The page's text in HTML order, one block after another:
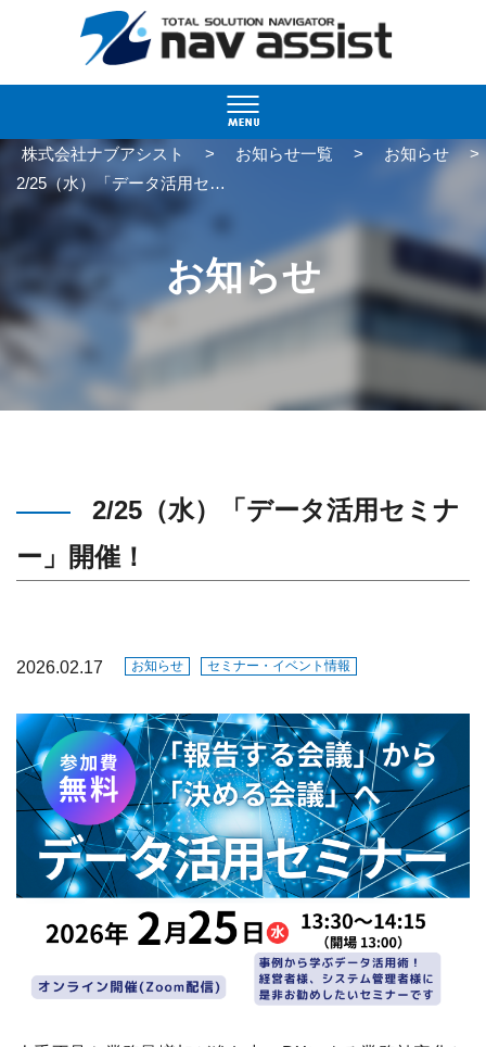
株式会社ナブアシスト > お知らせ一覧 > お知らせ
>
2/25（水）「データ活用セミナー」開催！
お知らせ
2/25（水）「データ活用セミナ
ー」開催！
2026.02.17 お知らせ セミナー・イベント情報